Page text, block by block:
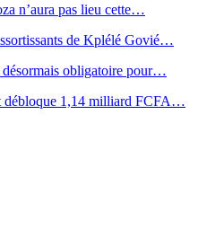
n’aura pas lieu cette…
de Kplélé Govié…
désormais obligatoire pour…
débloque 1,14 milliard FCFA…